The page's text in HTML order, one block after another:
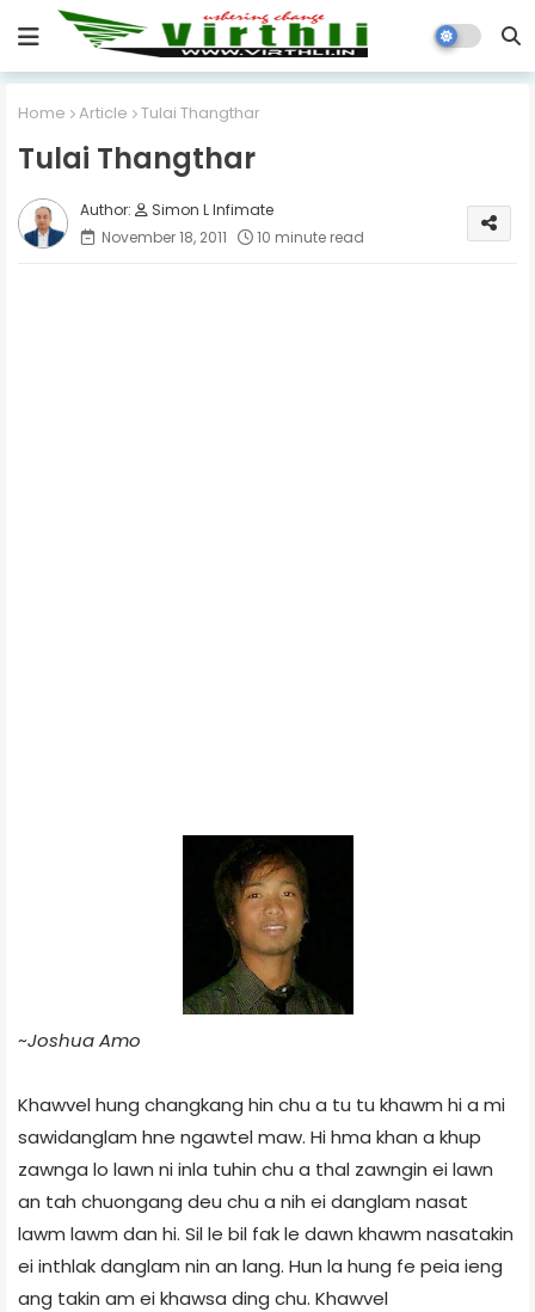
Home Article Tulai Thangthar
Tulai Thangthar
Simon L Infimate
November 18, 2011
10 minute read
~Joshua Amo
Khawvel hung changkang hin chu a tu tu khawm hi a mi
sawidanglam hne ngawtel maw. Hi hma khan a khup
zawnga lo lawn ni inla tuhin chu a thal zawngin ei lawn
an tah chuongang deu chu a nih ei danglam nasat
lawm lawm dan hi. Sil le bil fak le dawn khawm nasatakin
ei inthlak danglam nin an lang. Hun la hung fe peia ieng
ang takin am ei khawsa ding chu. Khawvel